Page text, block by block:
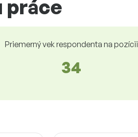
práce
Priemerný vek respondenta na pozícii
34